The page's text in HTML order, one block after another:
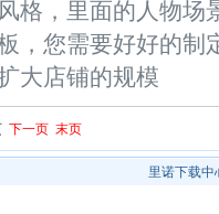
格，里面的人物场
，您需要好好的制
大店铺的规模
下一页 末页
里诺下载中